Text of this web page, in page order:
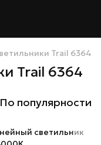
Trail 6364
Trail 6364
По популярности